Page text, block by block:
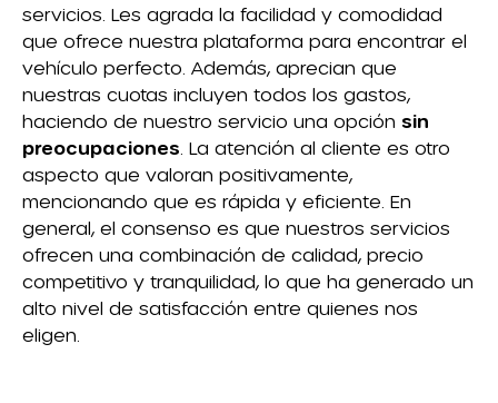
servicios. Les agrada la facilidad y comodidad
que ofrece nuestra plataforma para encontrar el
vehículo perfecto. Además, aprecian que
nuestras cuotas incluyen todos los gastos,
haciendo de nuestro servicio una opción sin
preocupaciones . La atención al cliente es otro
aspecto que valoran positivamente,
mencionando que es rápida y eficiente. En
general, el consenso es que nuestros servicios
ofrecen una combinación de calidad, precio
competitivo y tranquilidad, lo que ha generado un
alto nivel de satisfacción entre quienes nos
eligen.